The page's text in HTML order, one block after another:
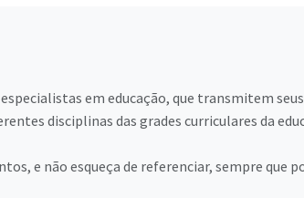
em educação, que transmitem
disciplinas das grades curriculares da
e não esqueça de referenciar, sempre que